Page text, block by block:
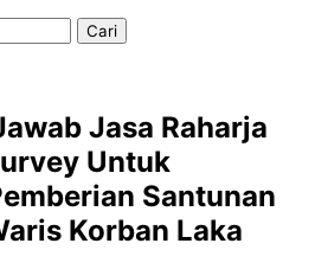
Jasa Raharja
Untuk
Santunan
Korban Laka